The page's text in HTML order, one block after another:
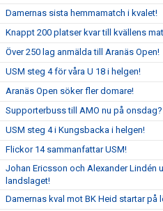
Damernas sista hemmamatch i kvalet!
Knappt 200 platser kvar till kvällens
Över 250 lag anmälda till Aranäs Open!
USM steg 4 för våra U 18 i helgen!
Aranäs Open söker fler domare!
Supporterbuss till AMO nu på onsdag?
USM steg 4 i Kungsbacka i helgen!
Flickor 14 sammanfattar USM!
Johan Ericsson och Alexander Lindén
landslaget!
Damernas kval mot BK Heid startar på